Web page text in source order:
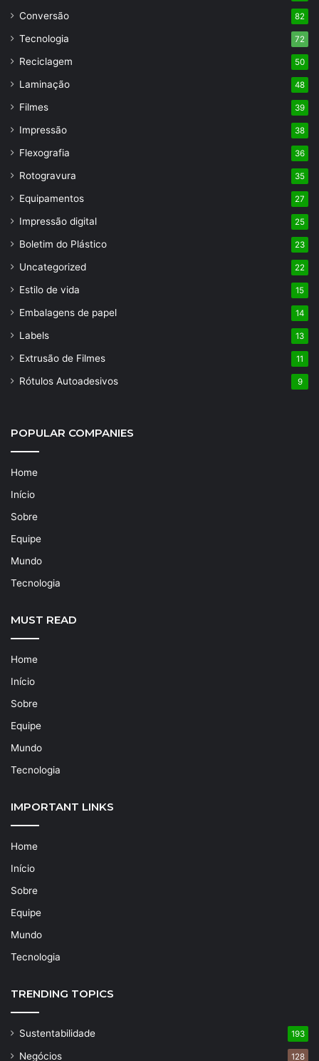
Conversão 82
Tecnologia 72
Reciclagem 50
Laminação 48
Filmes 39
Impressão 38
Flexografia 36
Rotogravura 35
Equipamentos 27
Impressão digital 25
Boletim do Plástico 23
Uncategorized 22
Estilo de vida 15
Embalagens de papel 14
Labels 13
Extrusão de Filmes 11
Rótulos Autoadesivos 9
POPULAR COMPANIES
Home
Início
Sobre
Equipe
Mundo
Tecnologia
MUST READ
Home
Início
Sobre
Equipe
Mundo
Tecnologia
IMPORTANT LINKS
Home
Início
Sobre
Equipe
Mundo
Tecnologia
TRENDING TOPICS
Sustentabilidade 193
Negócios 128